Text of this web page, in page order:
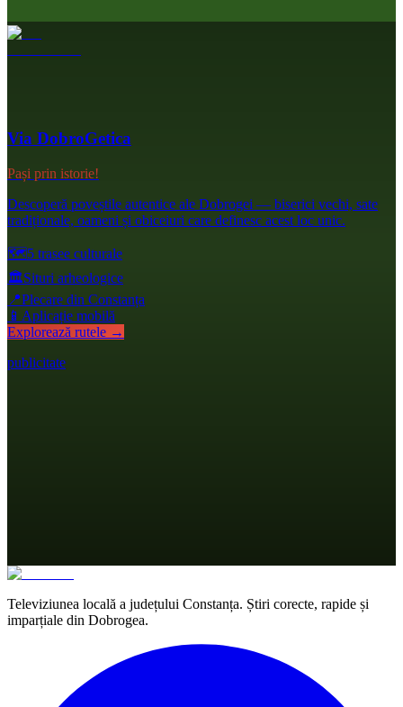
Via DobroGetica
Pași prin istorie!
Descoperă poveștile autentice ale Dobrogei — biserici vechi, sate
tradiționale, oameni și obiceiuri care definesc acest loc unic.
🗺️5 trasee culturale
🏛️Situri arheologice
📍Plecare din Constanța
📱 Aplicație mobilă
Explorează rutele →
publicitate
Televiziunea locală a județului Constanța. Știri corecte, rapide și
imparțiale din Dobrogea.